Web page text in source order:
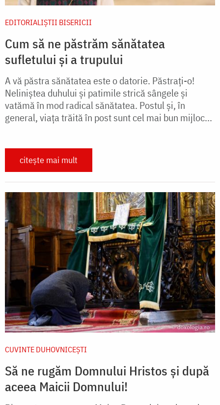
EDITORIALIȘTII BISERICII
Cum să ne păstrăm sănătatea
sufletului și a trupului
A vă păstra sănătatea este o datorie. Păstrați-o!
Neliniștea duhului și patimile strică sângele și
vatămă în mod radical sănătatea. Postul și, în
general, viața trăită în post sunt cel mai bun mijloc...
citește mai mult
CUVINTE DUHOVNICEȘTI
Să ne rugăm Domnului Hristos și după
aceea Maicii Domnului!